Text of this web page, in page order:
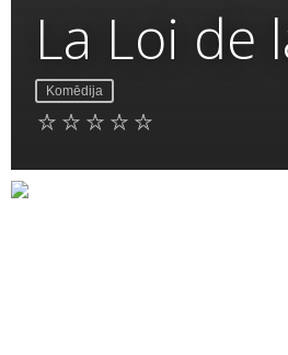
La Loi de
Komēdija